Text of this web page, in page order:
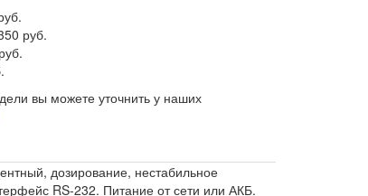
руб.
вы можете уточнить у наших
дозирование, нестабильное
RS-232. Питание от сети или АКБ.